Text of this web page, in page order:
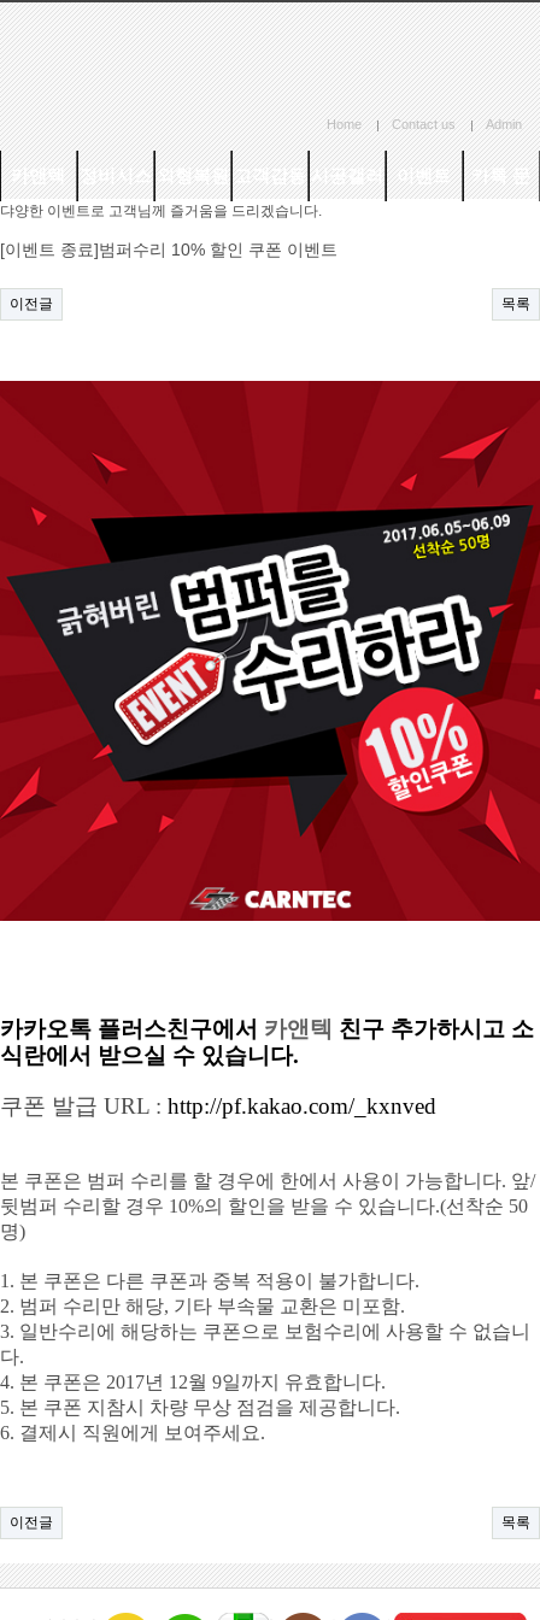
카앤텍 정비시스 외형복원 고객감동 시공갤러 이벤트 카톡 문
Home Contact us Admin
댜양한 이벤트로 고객님께 즐거움을 드리겠습니다.
[이벤트 종료]범퍼수리 10% 할인 쿠폰 이벤트
이전글 목록
카카오톡 플러스친구에서 카앤텍 친구 추가하시고 소
식란에서 받으실 수 있습니다.
쿠폰 발급 URL : http://pf.kakao.com/_kxnved
본 쿠폰은 범퍼 수리를 할 경우에 한에서 사용이 가능합니다. 앞/
뒷범퍼 수리할 경우 10%의 할인을 받을 수 있습니다.(선착순 50
명)
1. 본 쿠폰은 다른 쿠폰과 중복 적용이 불가합니다.
2. 범퍼 수리만 해당, 기타 부속물 교환은 미포함.
3. 일반수리에 해당하는 쿠폰으로 보험수리에 사용할 수 없습니
다.
4. 본 쿠폰은 2017년 12월 9일까지 유효합니다.
5. 본 쿠폰 지참시 차량 무상 점검을 제공합니다.
6. 결제시 직원에게 보여주세요.
이전글 목록